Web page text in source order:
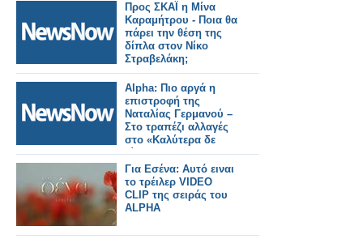
Προς ΣΚΑΪ η Μίνα
Καραμήτρου - Ποια θα
πάρει την θέση της
δίπλα στον Νίκο
Στραβελάκη;
Alpha: Πιο αργά η
επιστροφή της
Ναταλίας Γερμανού –
Στο τραπέζι αλλαγές
στο «Καλύτερα δε
γίνεται»
Για Εσένα: Αυτό ειναι
το τρέιλερ VIDEO
CLIP της σειράς του
ALPHA